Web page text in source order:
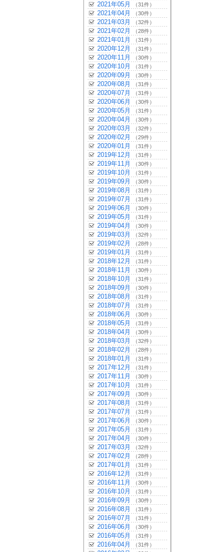
2021年05月 （31件）
2021年04月 （30件）
2021年03月 （32件）
2021年02月 （28件）
2021年01月 （31件）
2020年12月 （31件）
2020年11月 （30件）
2020年10月 （31件）
2020年09月 （30件）
2020年08月 （31件）
2020年07月 （31件）
2020年06月 （30件）
2020年05月 （31件）
2020年04月 （30件）
2020年03月 （32件）
2020年02月 （29件）
2020年01月 （31件）
2019年12月 （31件）
2019年11月 （30件）
2019年10月 （31件）
2019年09月 （30件）
2019年08月 （31件）
2019年07月 （31件）
2019年06月 （30件）
2019年05月 （31件）
2019年04月 （30件）
2019年03月 （32件）
2019年02月 （28件）
2019年01月 （31件）
2018年12月 （31件）
2018年11月 （30件）
2018年10月 （31件）
2018年09月 （30件）
2018年08月 （31件）
2018年07月 （31件）
2018年06月 （30件）
2018年05月 （31件）
2018年04月 （30件）
2018年03月 （32件）
2018年02月 （28件）
2018年01月 （31件）
2017年12月 （31件）
2017年11月 （30件）
2017年10月 （31件）
2017年09月 （30件）
2017年08月 （31件）
2017年07月 （31件）
2017年06月 （30件）
2017年05月 （31件）
2017年04月 （30件）
2017年03月 （32件）
2017年02月 （28件）
2017年01月 （31件）
2016年12月 （31件）
2016年11月 （30件）
2016年10月 （31件）
2016年09月 （30件）
2016年08月 （31件）
2016年07月 （31件）
2016年06月 （30件）
2016年05月 （31件）
2016年04月 （31件）